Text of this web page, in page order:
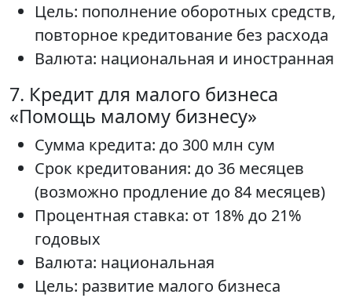
Цель: пополнение оборотных средств,
повторное кредитование без расхода
Валюта: национальная и иностранная
7. Кредит для малого бизнеса
«Помощь малому бизнесу»
Сумма кредита: до 300 млн сум
Срок кредитования: до 36 месяцев
(возможно продление до 84 месяцев)
Процентная ставка: от 18% до 21%
годовых
Валюта: национальная
Цель: развитие малого бизнеса